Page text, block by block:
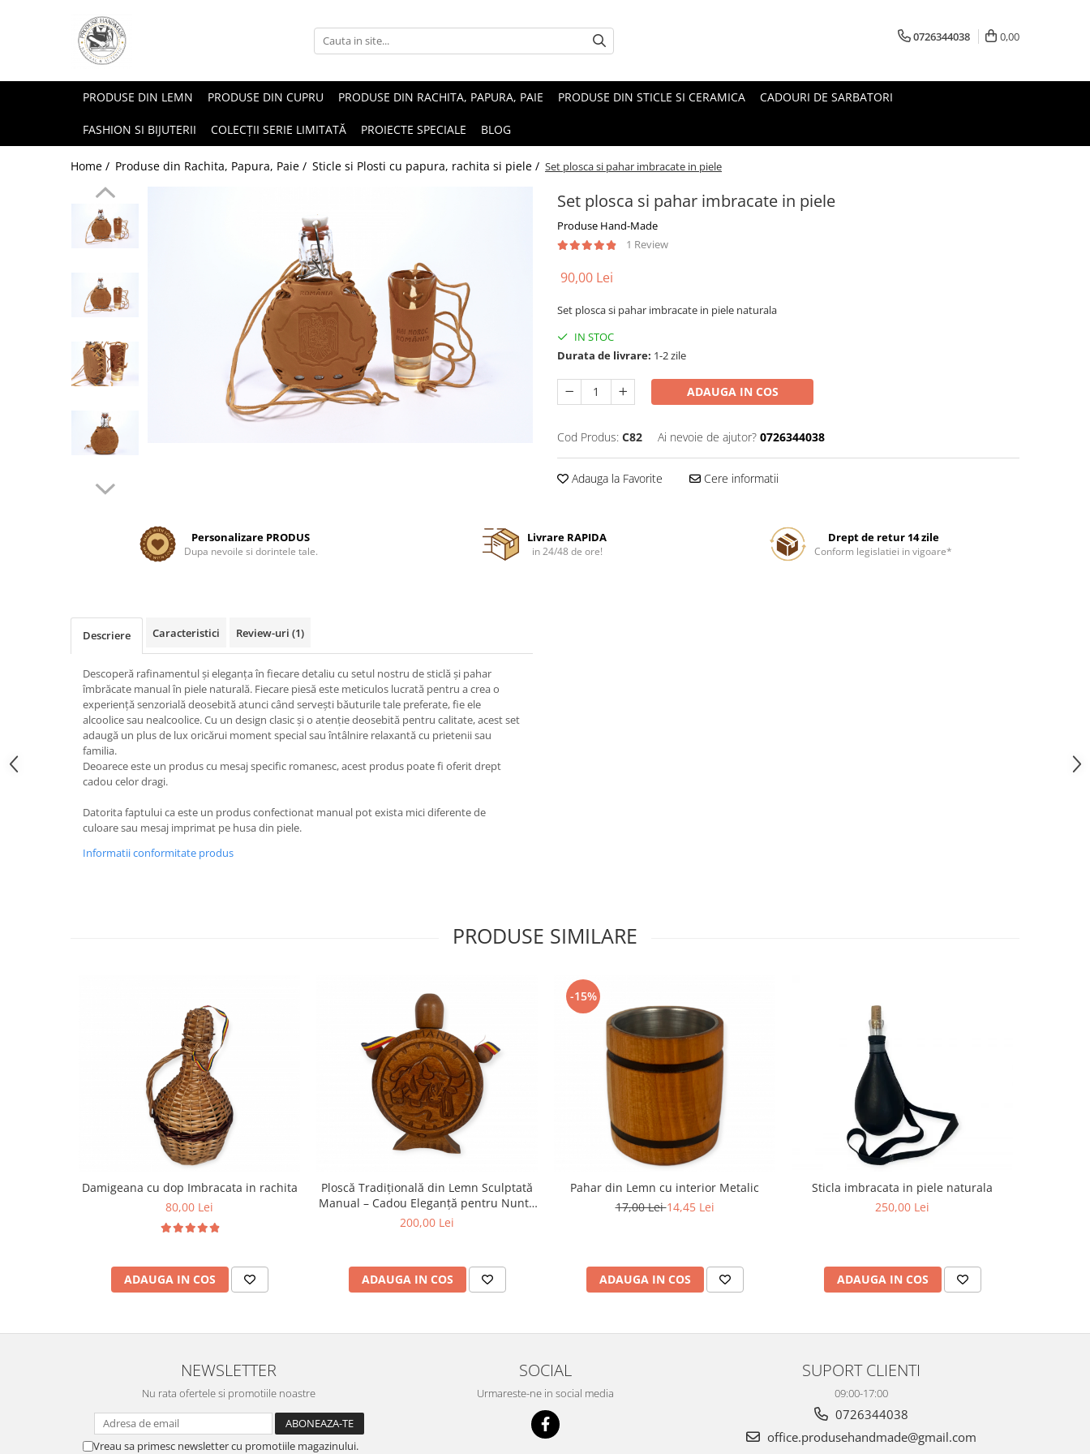
0726344038 0,00
PRODUSE DIN LEMN PRODUSE DIN CUPRU PRODUSE DIN RACHITA, PAPURA, PAIE PRODUSE DIN STICLE SI CERAMICA CADOURI DE SARBATORI
FASHION SI BIJUTERII COLECȚII SERIE LIMITATĂ PROIECTE SPECIALE BLOG
Home / Produse din Rachita, Papura, Paie / Sticle si Plosti cu papura, rachita si piele / Set plosca si pahar imbracate in piele
Set plosca si pahar imbracate in piele
Produse Hand-Made
1 Review
90,00 Lei
Set plosca si pahar imbracate in piele naturala
IN STOC
Durata de livrare: 1-2 zile
ADAUGA IN COS
Cod Produs: C82 Ai nevoie de ajutor? 0726344038
Adauga la Favorite Cere informatii
Personalizare PRODUS
Dupa nevoile si dorintele tale.
Livrare RAPIDA
in 24/48 de ore!
Drept de retur 14 zile
Conform legislatiei in vigoare*
Descriere Caracteristici Review-uri (1)
Descoperă rafinamentul și eleganța în fiecare detaliu cu setul nostru de sticlă și pahar
îmbrăcate manual în piele naturală. Fiecare piesă este meticulos lucrată pentru a crea o
experiență senzorială deosebită atunci când servești băuturile tale preferate, fie ele
alcoolice sau nealcoolice. Cu un design clasic și o atenție deosebită pentru calitate, acest set
adaugă un plus de lux oricărui moment special sau întâlnire relaxantă cu prietenii sau
familia.
Deoarece este un produs cu mesaj specific romanesc, acest produs poate fi oferit drept
cadou celor dragi.
Datorita faptului ca este un produs confectionat manual pot exista mici diferente de
culoare sau mesaj imprimat pe husa din piele.
Informatii conformitate produs
PRODUSE SIMILARE
Damigeana cu dop Imbracata in rachita
80,00 Lei
ADAUGA IN COS
Ploscă Tradițională din Lemn Sculptată
Manual – Cadou Eleganță pentru Nuntă
și Decor
200,00 Lei
ADAUGA IN COS
-15%
Pahar din Lemn cu interior Metalic
17,00 Lei14,45 Lei
ADAUGA IN COS
Sticla imbracata in piele naturala
250,00 Lei
ADAUGA IN COS
NEWSLETTER
Nu rata ofertele si promotiile noastre
Vreau sa primesc newsletter cu promotiile magazinului.
SOCIAL
Urmareste-ne in social media
SUPORT CLIENTI
09:00-17:00
0726344038
office.produsehandmade@gmail.com